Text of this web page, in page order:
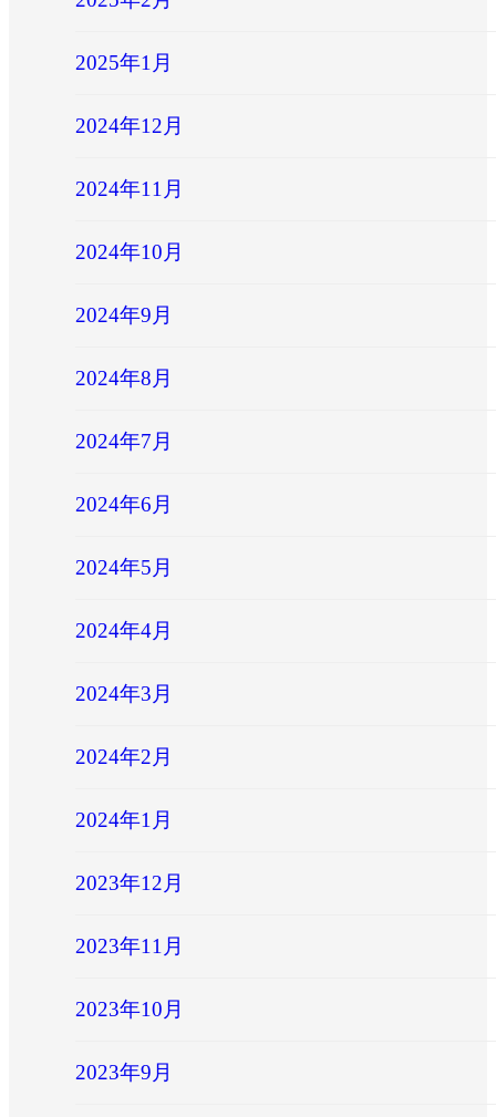
2025年1月
2024年12月
2024年11月
2024年10月
2024年9月
2024年8月
2024年7月
2024年6月
2024年5月
2024年4月
2024年3月
2024年2月
2024年1月
2023年12月
2023年11月
2023年10月
2023年9月